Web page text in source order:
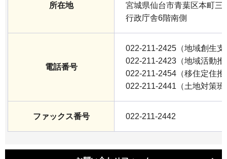
所在地
宮城県仙台市青葉区本町三
行政庁舎6階南側
電話番号
022-211-2425（地域創生支
022-211-2423（地域活動推
022-211-2454（移住定住推
022-211-2441（土地対策班
ファックス番号 022-211-2442